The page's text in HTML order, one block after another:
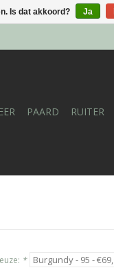
PAARD RUITER
*
Is dat akkoord? Ja